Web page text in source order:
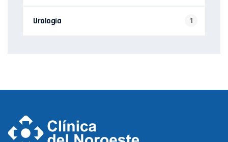
Urología 1